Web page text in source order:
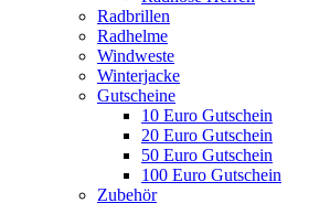
Radbrillen
Radhelme
Windweste
Winterjacke
Gutscheine
10 Euro Gutschein
20 Euro Gutschein
50 Euro Gutschein
100 Euro Gutschein
Zubehör